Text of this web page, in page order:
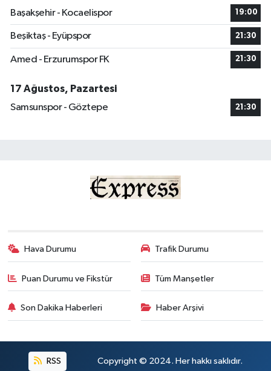
Başakşehir - Kocaelispor
19:00
Beşiktaş - Eyüpspor 21:30
Amed - Erzurumspor FK 21:30
17 Ağustos, Pazartesi
Samsunspor - Göztepe
21:30
Hava Durumu Trafik Durumu
Puan Durumu ve Fikstür Tüm Manşetler
Son Dakika Haberleri Haber Arşivi
RSS Copyright © 2024. Her hakkı saklıdır.